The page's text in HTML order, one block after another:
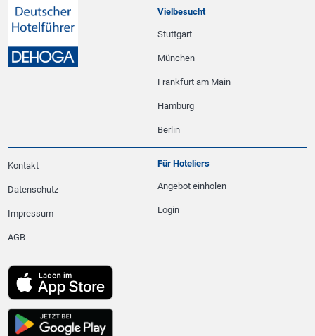
Vielbesucht
Stuttgart
München
Frankfurt am Main
Hamburg
Berlin
Kontakt
Datenschutz
Impressum
AGB
Für Hoteliers
Angebot einholen
Login